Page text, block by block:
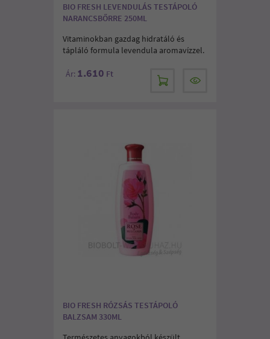
BIO FRESH LEVENDULÁS TESTÁPOLÓ
NARANCSBŐRRE 250ML
Vitaminokban gazdag hidratáló és
tápláló formula levendula aromavízzel.
Ár: 1.610 Ft
BIO FRESH RÓZSÁS TESTÁPOLÓ
BALZSAM 330ML